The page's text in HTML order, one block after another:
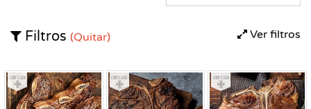
Ver filtros
Filtros (Quitar)
Congelado Congelado Congelado